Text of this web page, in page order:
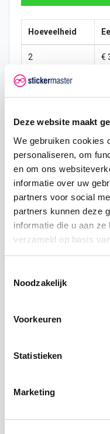
Deze website maakt
We gebruiken cookies
personaliseren, om
en om ons
informatie over uw
partners voor social
partners kunnen deze
informatie die u aan
verzameld op basis
Noodzakelijk
Voorkeuren
Statistieken
Marketing
Hoeveelheid
2 €
5
50 €
100 €
500 €
1000 €